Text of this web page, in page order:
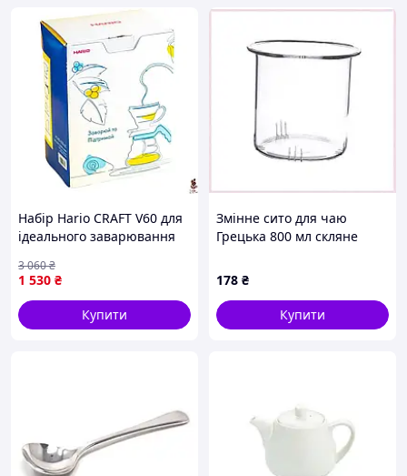
Набір Hario CRAFT V60 для
ідеального заварювання
Україна
1 530 ₴
3 060₴
Купити
Змінне сито для чаю
Грецька 800 мл скляне
178 ₴
Купити